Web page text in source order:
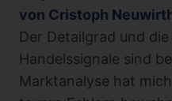
von Cristoph
Der Detailgrad und
Handelssignale sind
Marktanalyse hat